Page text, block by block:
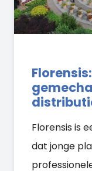
Florensis is
dat jonge